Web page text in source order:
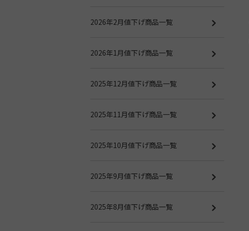
2026年2月値下げ商品一覧
2026年1月値下げ商品一覧
2025年12月値下げ商品一覧
2025年11月値下げ商品一覧
2025年10月値下げ商品一覧
2025年9月値下げ商品一覧
2025年8月値下げ商品一覧